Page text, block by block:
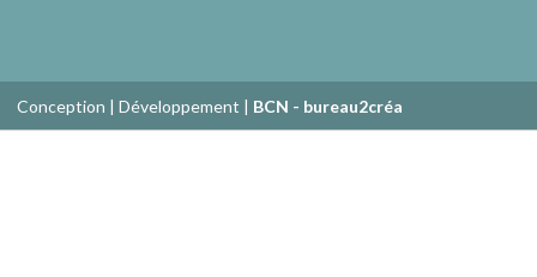
Conception | Développement | BCN - bureau2créa